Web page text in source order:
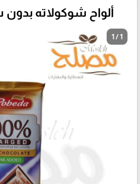
ألواح شوكولاته
1 / 1